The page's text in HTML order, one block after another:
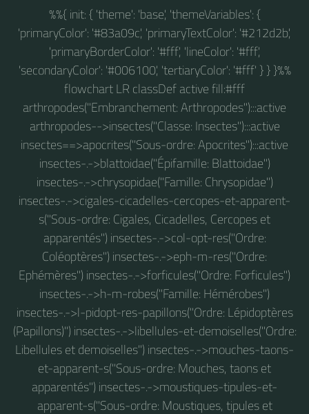
%%{ init: { 'theme': 'base', 'themeVariables': {
'primaryColor': '#83a09c', 'primaryTextColor': '#212d2b',
'primaryBorderColor': '#fff', 'lineColor': '#fff',
'secondaryColor': '#006100', 'tertiaryColor': '#fff' } } }%%
flowchart LR classDef active fill:#fff
arthropodes("Embranchement: Arthropodes"):::active
arthropodes-->insectes("Classe: Insectes"):::active
insectes==>apocrites("Sous-ordre: Apocrites"):::active
insectes-.->blattoidae("Épifamille: Blattoidae")
insectes-.->chrysopidae("Famille: Chrysopidae")
insectes-.->cigales-cicadelles-cercopes-et-apparent-
s("Sous-ordre: Cigales, Cicadelles, Cercopes et
apparentés") insectes-.->col-opt-res("Ordre:
Coléoptères") insectes-.->eph-m-res("Ordre:
Ephémères") insectes-.->forficules("Ordre: Forficules")
insectes-.->h-m-robes("Famille: Hémérobes")
insectes-.->l-pidopt-res-papillons("Ordre: Lépidoptères
(Papillons)") insectes-.->libellules-et-demoiselles("Ordre:
Libellules et demoiselles") insectes-.->mouches-taons-
et-apparent-s("Sous-ordre: Mouches, taons et
apparentés") insectes-.->moustiques-tipules-et-
apparent-s("Sous-ordre: Moustiques, tipules et